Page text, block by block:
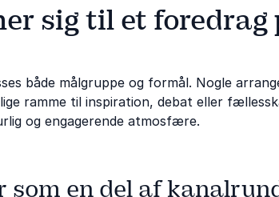
sig til et foredrag
både målgruppe og formål. Nogle
ramme til inspiration, debat eller
og engagerende atmosfære.
en del af